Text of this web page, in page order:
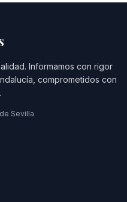
Informamos con rigor
comprometidos con
Sevilla